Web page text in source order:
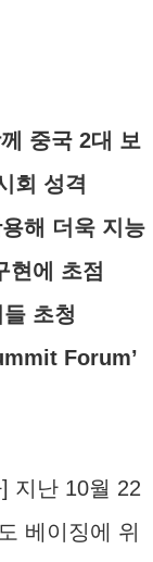
중국 2대 보
회 성격
해 더욱 지능
현에 초점
초청
Forum’
지난 10월 22
베이징에 위